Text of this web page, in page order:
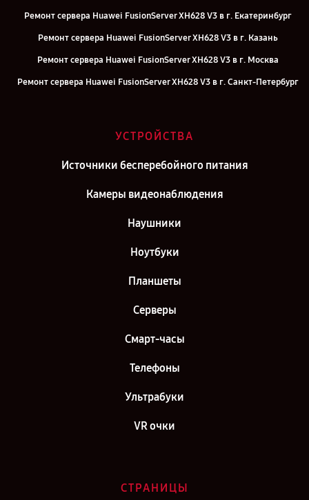
Ремонт сервера Huawei FusionServer XH628 V3 в г. Екатеринбург
Ремонт сервера Huawei FusionServer XH628 V3 в г. Казань
Ремонт сервера Huawei FusionServer XH628 V3 в г. Москва
Ремонт сервера Huawei FusionServer XH628 V3 в г. Санкт-Петербург
УСТРОЙСТВА
Источники бесперебойного питания
Камеры видеонаблюдения
Наушники
Ноутбуки
Планшеты
Серверы
Смарт-часы
Телефоны
Ультрабуки
VR очки
СТРАНИЦЫ